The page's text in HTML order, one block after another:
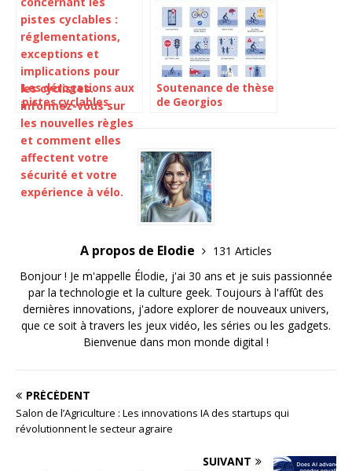
Les dérogations aux
pistes cyclables
menacent l’atteinte
des objectifs de
transport
Soutenance de thèse
de Georgios
Acceptation et
expérience
utilisateur,
disposition à payer
et implications pour
A propos de Elodie
131 Articles
Bonjour ! Je m'appelle Élodie, j'ai 30 ans et je suis passionnée
par la technologie et la culture geek. Toujours à l'affût des
dernières innovations, j'adore explorer de nouveaux univers,
que ce soit à travers les jeux vidéo, les séries ou les gadgets.
Bienvenue dans mon monde digital !
PRÉCÉDENT
Salon de l’Agriculture : Les innovations IA des startups qui
révolutionnent le secteur agraire
SUIVANT